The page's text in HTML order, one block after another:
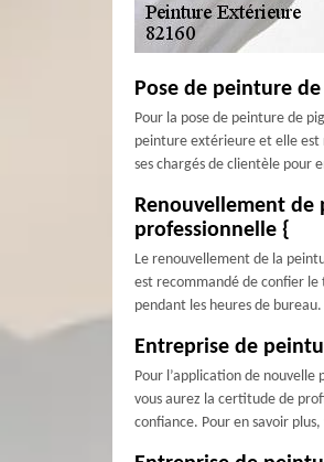
Pose de peinture
Pour la pose de peinture de
peinture extérieure et elle est
ses chargés de clientèle pour
Renouvellement de
professionnelle {
Le renouvellement de la
est recommandé de confier le
pendant les heures de bureau.
Entreprise de
Pour l’application de nouvelle
vous aurez la certitude de
confiance. Pour en savoir